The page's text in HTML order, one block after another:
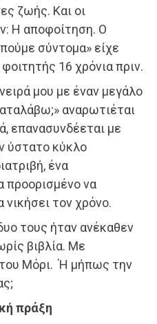
ζωής. Και οι
Η αποφοίτηση. Ο
σύντομα» είχε
16 χρόνια πριν.
μου με έναν μεγάλο
αναρωτιέται
επανασυνδέεται με
ύστατο κύκλο
ένα
προορισμένο να
νικήσει τον χρόνο.
τους ήταν ανέκαθεν
βιβλία. Με
Μόρι. Ή μήπως την
πράξη